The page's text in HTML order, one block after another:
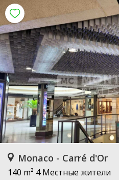
Monaco - Carré d'Or
140 m² 4 Местные жители